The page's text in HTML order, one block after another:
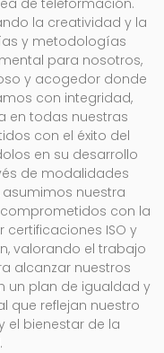
la creatividad y la
y metodologías
para nosotros,
y acogedor donde
con integridad,
en todas nuestras
con el éxito del
en su desarrollo
de modalidades
asumimos nuestra
con la
ISO y
valorando el trabajo
alcanzar nuestros
un plan de igualdad y
que reflejan nuestro
el bienestar de la